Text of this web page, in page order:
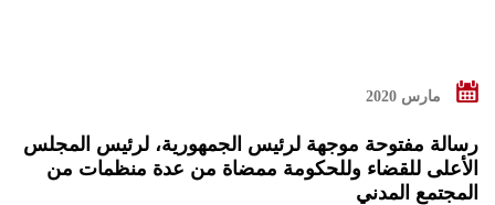
مارس 2020
رسالة مفتوحة موجهة لرئيس الجمهورية، لرئيس المجلس
الأعلى للقضاء وللحكومة ممضاة من عدة منظمات من
المجتمع المدني